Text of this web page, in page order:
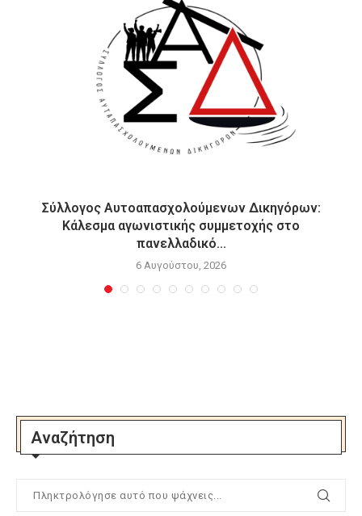
Σύλλογος Αυτοαπασχολούμενων Δικηγόρων:
Κάλεσμα αγωνιστικής συμμετοχής στο
πανελλαδικό...
6 Αυγούστου, 2026
Αναζήτηση